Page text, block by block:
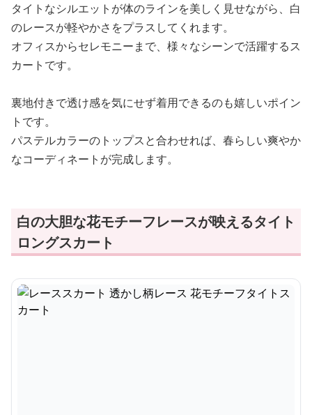
タイトなシルエットが体のラインを美しく見せながら、白
のレースが軽やかさをプラスしてくれます。
オフィスからセレモニーまで、様々なシーンで活躍するス
カートです。
裏地付きで透け感を気にせず着用できるのも嬉しいポイン
トです。
パステルカラーのトップスと合わせれば、春らしい爽やか
なコーディネートが完成します。
白の大胆な花モチーフレースが映えるタイト
ロングスカート